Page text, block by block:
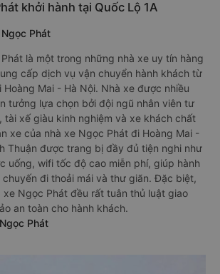
khởi hành tại Quốc Lộ 1A
Phát
là một trong những nhà xe uy tín hàng
cấp dịch vụ vận chuyển hành khách từ
Hoàng Mai - Hà Nội. Nhà xe được nhiều
tưởng lựa chọn bởi đội ngũ nhân viên tư
tài xế giàu kinh nghiệm và xe khách chất
xe của nhà xe Ngọc Phát đi Hoàng Mai -
Thuận được trang bị đầy đủ tiện nghi như
uống, wifi tốc độ cao miễn phí, giúp hành
chuyến đi thoải mái và thư giãn. Đặc biệt,
xe Ngọc Phát đều rất tuân thủ luật giao
an toàn cho hành khách.
Phát